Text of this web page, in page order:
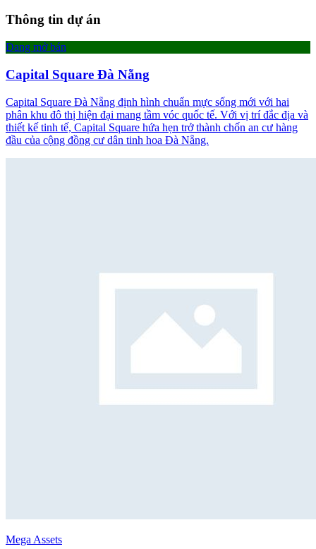
Thông tin dự án
Đang mở bán
Capital Square Đà Nẵng
Capital Square Đà Nẵng định hình chuẩn mực sống mới với hai
phân khu đô thị hiện đại mang tầm vóc quốc tế. Với vị trí đắc địa và
thiết kế tinh tế, Capital Square hứa hẹn trở thành chốn an cư hàng
đầu của cộng đồng cư dân tinh hoa Đà Nẵng.
Mega Assets